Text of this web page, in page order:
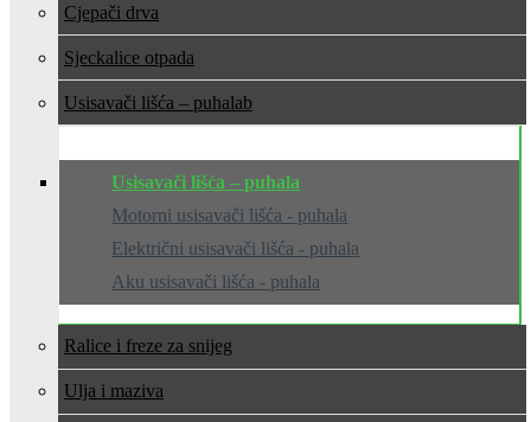
Cjepači drva
Sjeckalice otpada
Usisavači lišća – puhala
Usisavači lišća – puhala
Motorni usisavači lišća - puhala
Električni usisavači lišća - puhala
Aku usisavači lišća - puhala
Ralice i freze za snijeg
Ulja i maziva